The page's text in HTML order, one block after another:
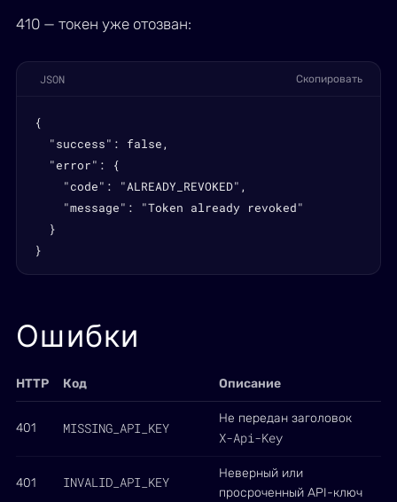
410 — токен уже отозван:
JSON Скопировать
{
  "success": false,
  "error": {
    "code": "ALREADY_REVOKED",
    "message": "Token already revoked"
  }
}
Ошибки
HTTP Код Описание
401 MISSING_API_KEY
Не передан заголовок
X-Api-Key
401 INVALID_API_KEY
Неверный или
просроченный API-ключ